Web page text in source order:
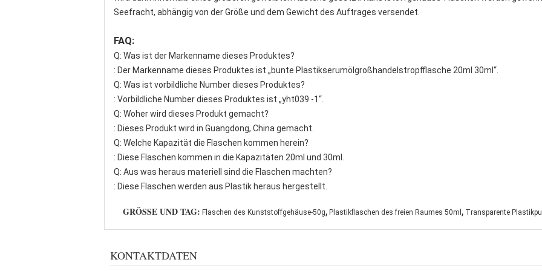
Seefracht, abhängig von der Größe und dem Gewicht des Auftrages versendet.
FAQ:
Q: Was ist der Markenname dieses Produktes?
: Der Markenname dieses Produktes ist „bunte Plastikserumölgroßhandelstropfflasche 20ml 30ml“.
Q: Was ist vorbildliche Number dieses Produktes?
: Vorbildliche Number dieses Produktes ist „yht039 -1“.
Q: Woher wird dieses Produkt gemacht?
: Dieses Produkt wird in Guangdong, China gemacht.
Q: Welche Kapazität die Flaschen kommen herein?
: Diese Flaschen kommen in die Kapazitäten 20ml und 30ml.
Q: Aus was heraus materiell sind die Flaschen machten?
: Diese Flaschen werden aus Plastik heraus hergestellt.
GRÖSSE UND TAG: Flaschen des Kunststoffgehäuse-50g, Plastikflaschen des freien Raumes 50ml , Transparente
KONTAKTDATEN